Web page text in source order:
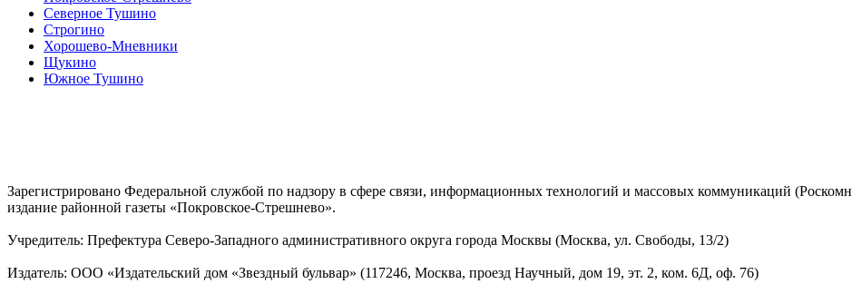
Северное Тушино
Строгино
Хорошево-Мневники
Щукино
Южное Тушино
Зарегистрировано Федеральной службой по надзору в сфере связи, информационных технологий и массовых коммуникаций
издание районной газеты «Покровское-Стрешнево».
Учредитель: Префектура Северо-Западного административного округа города Москвы (Москва, ул. Свободы, 13/2)
Издатель: ООО «Издательский дом «Звездный бульвар» (117246, Москва, проезд Научный, дом 19, эт. 2, ком. 6Д, оф. 76)